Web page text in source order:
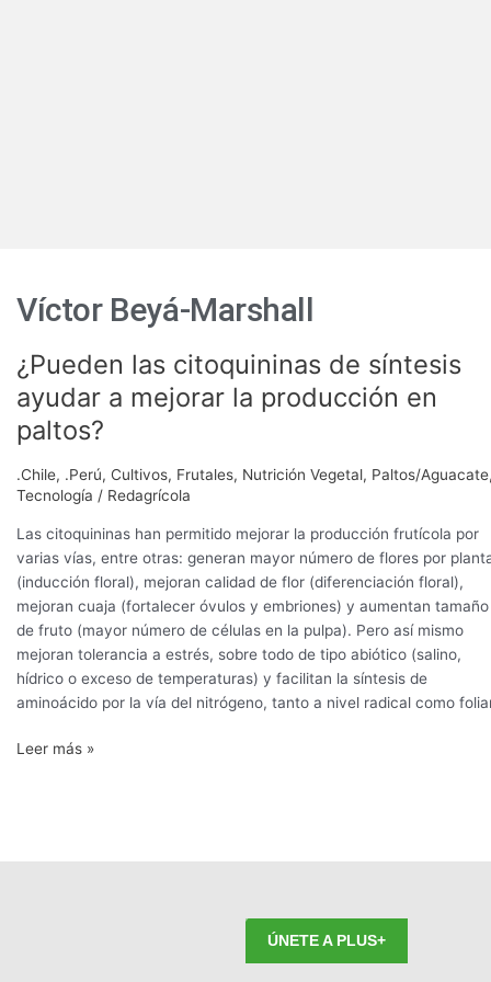
Víctor Beyá-Marshall
¿Pueden las citoquininas de síntesis
ayudar a mejorar la producción en
paltos?
.Chile, .Perú, Cultivos, Frutales, Nutrición Vegetal, Paltos/Aguacate
Tecnología / Redagrícola
Las citoquininas han permitido mejorar la producción frutícola por
varias vías, entre otras: generan mayor número de flores por
(inducción floral), mejoran calidad de flor (diferenciación floral),
mejoran cuaja (fortalecer óvulos y embriones) y aumentan tamaño
de fruto (mayor número de células en la pulpa). Pero así mismo
mejoran tolerancia a estrés, sobre todo de tipo abiótico (salino,
hídrico o exceso de temperaturas) y facilitan la síntesis de
aminoácido por la vía del nitrógeno, tanto a nivel radical como
¿Pueden
las
citoquininas
de
ayudar
a
mejorar
la
producción
en
paltos?
Leer más »
ÚNETE A PLUS+